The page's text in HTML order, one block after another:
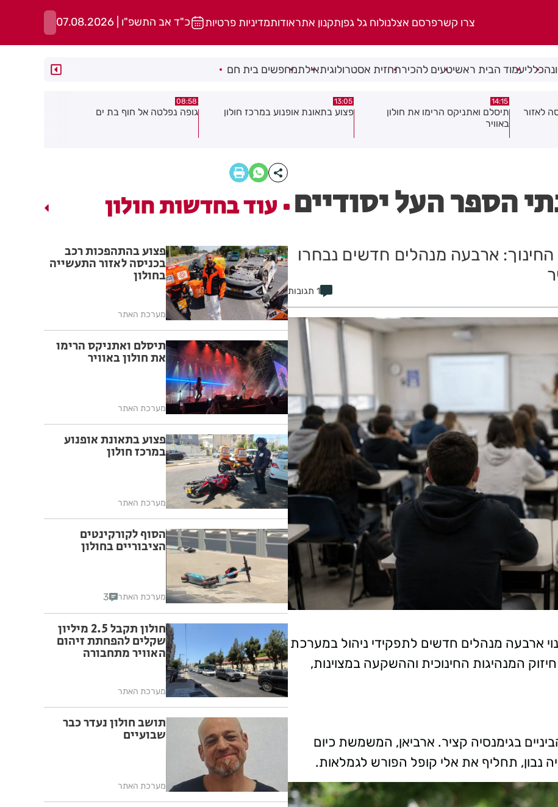
צרו קשרפרסם אצלנולוח גל גפןתקנון אתראודותמדיניות פרטיות כ"ד אב התשפ"ו | 07.08.2026
כלליעמוד הבית ראשיטעים להכירתחזית אסטרולוגיתאילתמחפשים בית חם
13:05
פצוע בתאונת אופנוע במרכז חולון
08:58
גופה נפלטה אל חוף בת ים
08:29
חשד להצתה בשלושה מוקדים ברמת
הספר העל יסודיים
ארבעה מנהלים חדשים נבחרו
1 תגובות
ארבעה מנהלים חדשים לתפקידי ניהול במערכת
המנהיגות החינוכית וההשקעה במצוינות,
בגימנסיה קציר. ארביאן, המשמשת כיום
נבון, תחליף את אלי קופל הפורש לגמלאות.
עוד בחדשות חולון
פצוע בהתהפכות רכב
בכניסה לאזור התעשייה
בחולון
מערכת האתר
תיסלם ואתניקס הרימו
את חולון באוויר
מערכת האתר
פצוע בתאונת אופנוע
במרכז חולון
מערכת האתר
הסוף לקורקינטים
הציבוריים בחולון
מערכת האתר 3
חולון תקבל 2.5 מיליון
שקלים להפחתת זיהום
האוויר מתחבורה
מערכת האתר
תושב חולון נעדר כבר
שבועיים
מערכת האתר